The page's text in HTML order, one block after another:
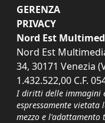
GERENZA
PRIVACY
Nord Est
Nord Est
34, 30171 Venezia
1.432.522,00 C.F.
I diritti delle immagini
espressamente
mezzo e l'adattamento